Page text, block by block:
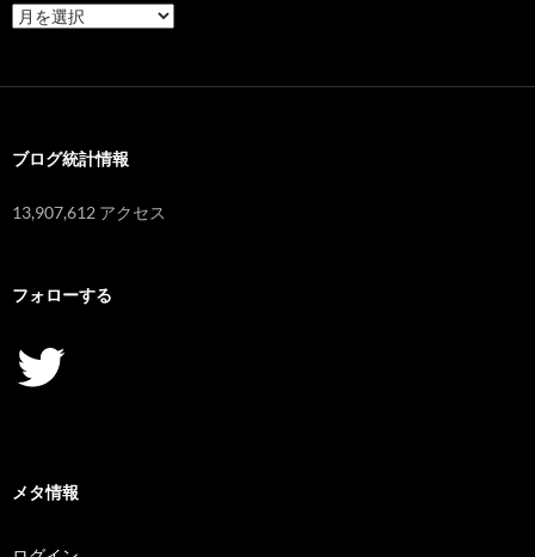
ア
ー
ブログ統計情報
13,907,612 アクセス
フォローする
Twitter
メタ情報